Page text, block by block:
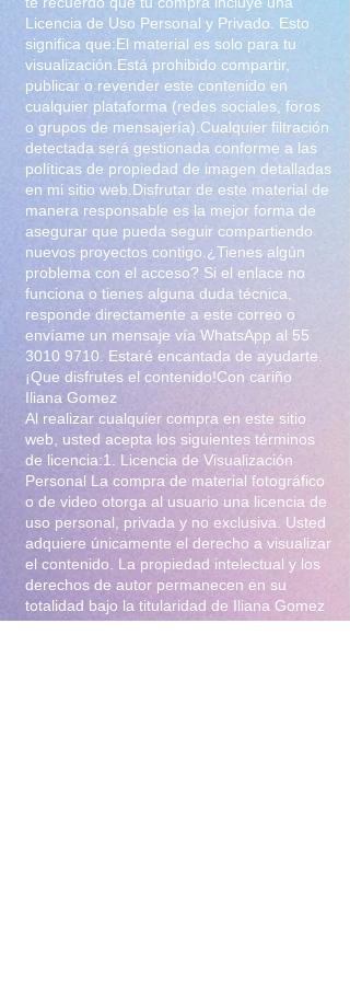
Licencia de Uso Personal y Privado. Esto
significa que:El material es solo para tu
visualización.Está prohibido compartir,
publicar o revender este contenido en
cualquier plataforma (redes sociales, foros
o grupos de mensajería).Cualquier filtración
detectada será gestionada conforme a las
políticas de propiedad de imagen detalladas
en mi sitio web.Disfrutar de este material de
manera responsable es la mejor forma de
asegurar que pueda seguir compartiendo
nuevos proyectos contigo.¿Tienes algún
problema con el acceso? Si el enlace no
funciona o tienes alguna duda técnica,
responde directamente a este correo o
envíame un mensaje vía WhatsApp al 55
3010 9710 . Estaré encantada de ayudarte.
¡Que disfrutes el contenido!Con cariño
Iliana Gomez
Al realizar cualquier compra en este sitio
web, usted acepta los siguientes términos
de licencia:1. Licencia de Visualización
Personal La compra de material fotográfico
o de video otorga al usuario una licencia de
uso personal, privada y no exclusiva. Usted
adquiere únicamente el derecho a visualizar
el contenido. La propiedad intelectual y los
derechos de autor permanecen en su
totalidad bajo la titularidad de Iliana Gomez
.2. Prohibiciones Estrictas Queda